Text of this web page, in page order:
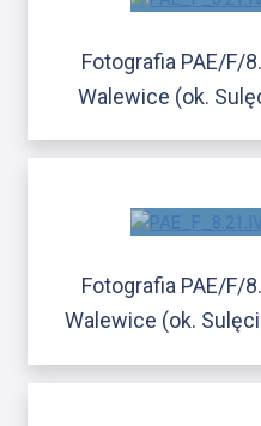
Fotografia PAE/F/
Walewice (ok.
Fotografia PAE/F/
Walewice (ok.